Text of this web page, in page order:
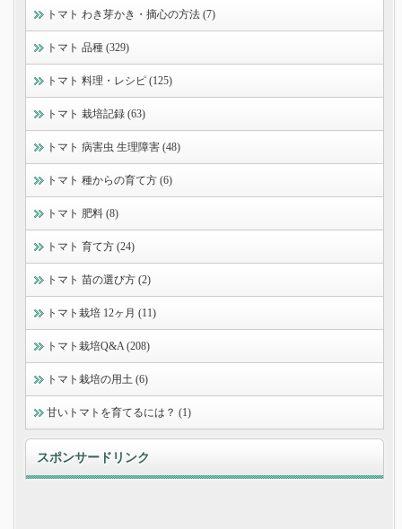
トマト わき芽かき・摘心の方法 (7)
トマト 品種 (329)
トマト 料理・レシピ (125)
トマト 栽培記録 (63)
トマト 病害虫 生理障害 (48)
トマト 種からの育て方 (6)
トマト 肥料 (8)
トマト 育て方 (24)
トマト 苗の選び方 (2)
トマト栽培 12ヶ月 (11)
トマト栽培Q&A (208)
トマト栽培の用土 (6)
甘いトマトを育てるには？ (1)
スポンサードリンク